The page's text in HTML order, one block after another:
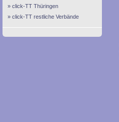
click-TT Thüringen
click-TT restliche Verbände